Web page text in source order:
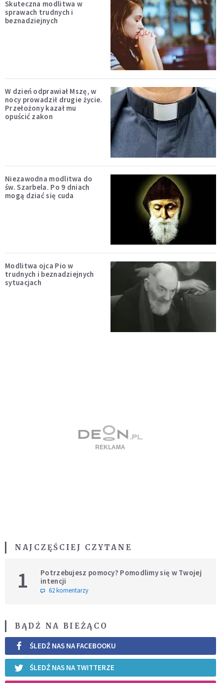
Skuteczna modlitwa w
sprawach trudnych i
beznadziejnych
W dzień odprawiał Mszę, w
nocy prowadził drugie życie.
Przełożony kazał mu
opuścić zakon
Niezawodna modlitwa do
św. Szarbela. Po 9 dniach
mogą dziać się cuda
Modlitwa ojca Pio w
trudnych i beznadziejnych
sytuacjach
NAJCZĘŚCIEJ CZYTANE
1
Potrzebujesz pomocy? Pomodlimy się w Twojej
intencji
62 komentarzy
BĄDŹ NA BIEŻĄCO
ŚLEDŹ NAS NA FACEBOOKU
ŚLEDŹ NAS NA TWITTERZE